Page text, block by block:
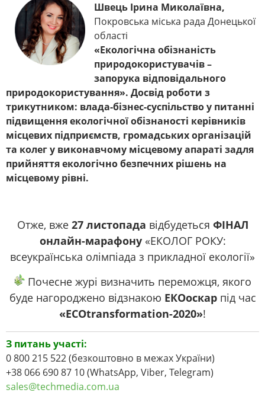
Швець Ірина Миколаївна,
Покровська міська рада Донецької
області
«Екологічна обізнаність
природокористувачів –
запорука відповідального
природокористування». Досвід роботи з
трикутником: влада-бізнес-суспільство у питанні
підвищення екологічної обізнаності керівників
місцевих підприємств, громадських організацій
та колег у виконавчому місцевому апараті задля
прийняття екологічно безпечних рішень на
місцевому рівні.
Отже, вже 27 листопада відбудеться ФІНАЛ
онлайн-марафону«ЕКОЛОГ РОКУ:
всеукраїнська олімпіада з прикладної екології»
Почесне журі визначить переможця, якого
буде нагороджено відзнакою ЕКОоскарпід час
«ECОtransformation-2020»!
З питань участі:
0 800 215 522 (безкоштовно в межах України)
+38 066 690 87 10 (WhatsApp, Viber, Telegram)
sales@techmedia.com.ua